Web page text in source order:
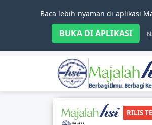
Baca lebih nyaman di aplikasi
BUKA DI APLIKASI
Berbagi Ilmu. Berbagi
RILIS